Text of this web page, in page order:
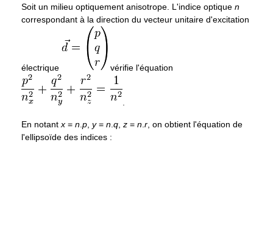
Soit un milieu optiquement anisotrope. L'indice optique n
correspondant à la direction du vecteur unitaire d'excitation
électrique vérifie l'équation
En notant x = n p y= n q z = n r , on obtient l'équation de
l'ellipsoïde des indices :